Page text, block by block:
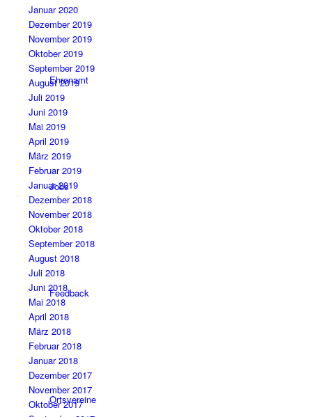
Ehrenamt
Jobs
Feedback
Ortsvereine
Januar 2020
Dezember 2019
November 2019
Oktober 2019
September 2019
August 2019
Juli 2019
Juni 2019
Mai 2019
April 2019
März 2019
Februar 2019
Januar 2019
Dezember 2018
November 2018
Oktober 2018
September 2018
August 2018
Juli 2018
Juni 2018
Mai 2018
April 2018
März 2018
Februar 2018
Januar 2018
Dezember 2017
November 2017
Oktober 2017